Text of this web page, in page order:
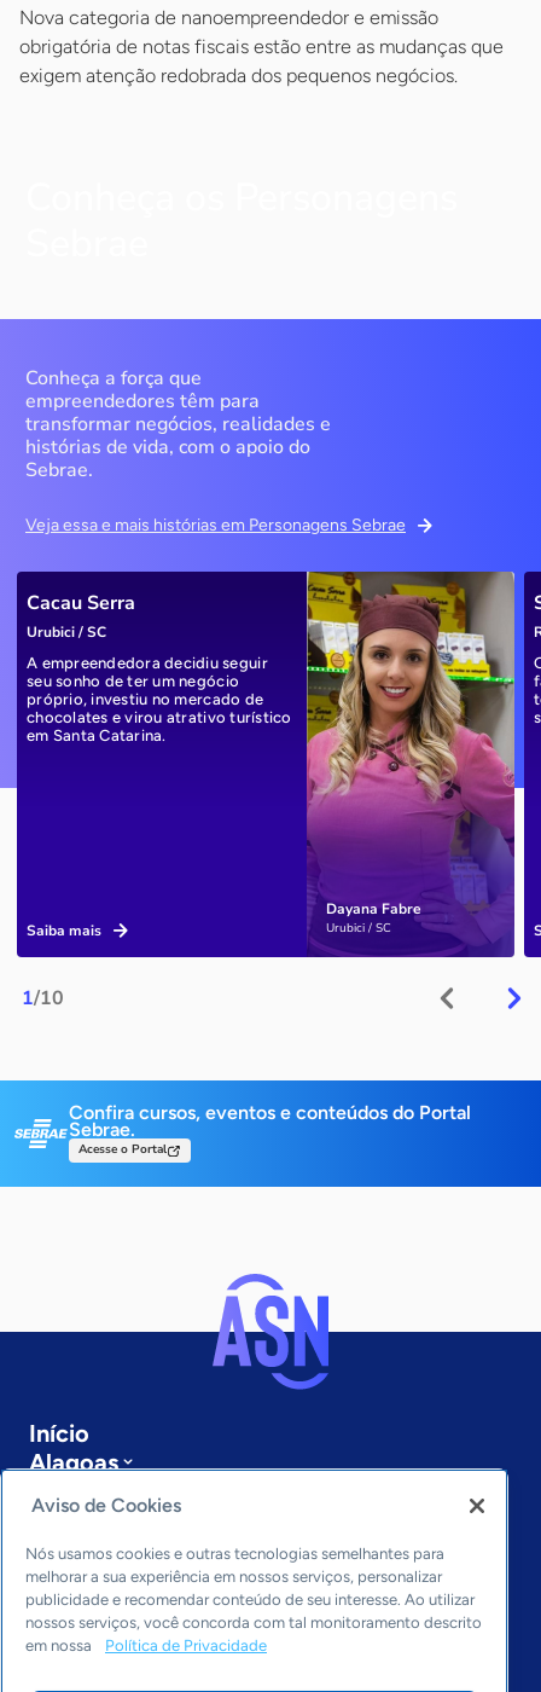
Nova categoria de nanoempreendedor e emissão
obrigatória de notas fiscais estão entre as mudanças que
exigem atenção redobrada dos pequenos negócios.
Conheça a força que
empreendedores têm para
transformar negócios, realidades e
histórias de vida, com o apoio do
Sebrae.
Veja essa e mais histórias em Personagens Sebrae
1/10
Dayana Fabre
Urubici / SC
Cacau Serra
Urubici / SC
A empreendedora decidiu seguir
seu sonho de ter um negócio
próprio, investiu no mercado de
chocolates e virou atrativo turístico
em Santa Catarina.
Saiba mais
Confira cursos, eventos e conteúdos do Portal
Sebrae.
Acesse o Portal
Início
Alagoas
Sobre a ASN
Últimas notícias
Entre em contato
Editorias
Economia & Política
Inovação & Tecnologia
Cultura empreendedora
Aviso de Cookies
Nós usamos cookies e outras tecnologias semelhantes para
melhorar a sua experiência em nossos serviços, personalizar
publicidade e recomendar conteúdo de seu interesse. Ao utilizar
nossos serviços, você concorda com tal monitoramento descrito
em nossa
Política de Privacidade